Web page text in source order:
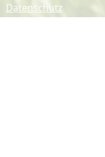
Datenschutz